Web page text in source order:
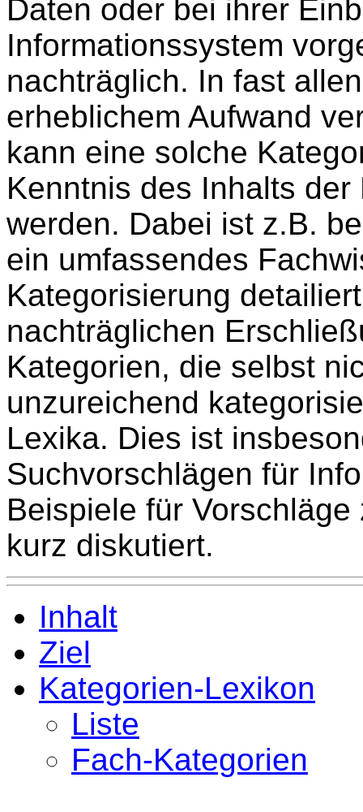
Daten oder bei ihrer
Informationssystem
nachträglich. In fast
erheblichem Aufwand
kann eine solche
Kenntnis des Inhalts
werden. Dabei ist z.B.
ein umfassendes
Kategorisierung
nachträglichen
Kategorien, die selbst
unzureichend
Lexika. Dies ist
Suchvorschlägen für
Beispiele für
kurz diskutiert.
Inhalt
Ziel
Kategorien-Lexikon
Liste
Fach-Kategorien